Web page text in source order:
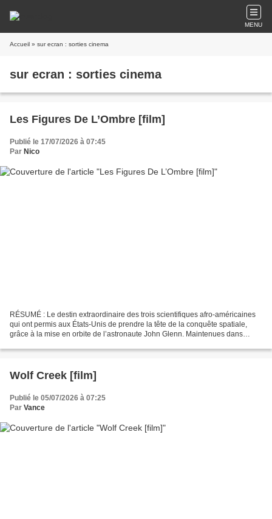
MENU
Accueil » sur ecran : sorties cinema
sur ecran : sorties cinema
Les Figures De L’Ombre [film]
Publié le 17/07/2026 à 07:45
Par Nico
RÉSUMÉ : Le destin extraordinaire des trois scientifiques afro-américaines
qui ont permis aux États-Unis de prendre la tête de la conquête spatiale,
grâce à la mise en orbite de l’astronaute John Glenn. Maintenues dans
Wolf Creek [film]
Publié le 05/07/2026 à 07:25
Par Vance